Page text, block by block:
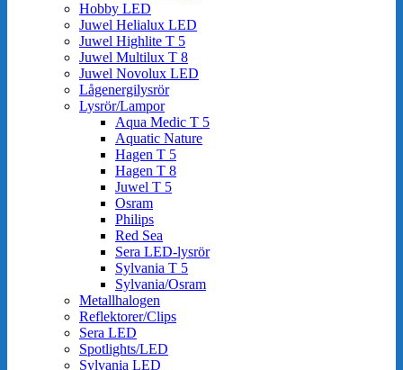
Hobby LED
Juwel Helialux LED
Juwel Highlite T 5
Juwel Multilux T 8
Juwel Novolux LED
Lågenergilysrör
Lysrör/Lampor
Aqua Medic T 5
Aquatic Nature
Hagen T 5
Hagen T 8
Juwel T 5
Osram
Philips
Red Sea
Sera LED-lysrör
Sylvania T 5
Sylvania/Osram
Metallhalogen
Reflektorer/Clips
Sera LED
Spotlights/LED
Sylvania LED